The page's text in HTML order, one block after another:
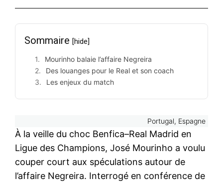
Sommaire [hide]
Mourinho balaie l’affaire Negreira
Des louanges pour le Real et son coach
Les enjeux du match
Portugal, Espagne
À la veille du choc Benfica–Real Madrid en
Ligue des Champions, José Mourinho a voulu
couper court aux spéculations autour de
l’affaire Negreira. Interrogé en conférence de